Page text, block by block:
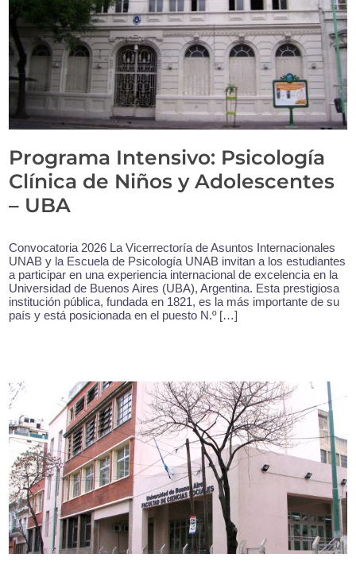
Programa Intensivo: Psicología
Clínica de Niños y Adolescentes
– UBA
Convocatoria 2026 La Vicerrectoría de Asuntos Internacionales
UNAB y la Escuela de Psicología UNAB invitan a los estudiantes
a participar en una experiencia internacional de excelencia en la
Universidad de Buenos Aires (UBA), Argentina. Esta prestigiosa
institución pública, fundada en 1821, es la más importante de su
país y está posicionada en el puesto N.º […]